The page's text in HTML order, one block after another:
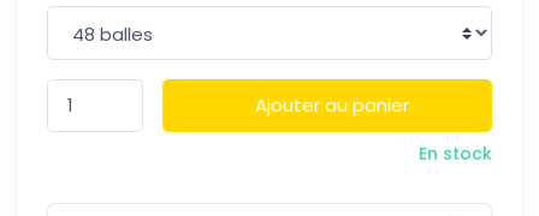
Ajouter au panier
En stock